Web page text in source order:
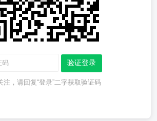
验证登录
注，请回复“登录”二字获取验证码